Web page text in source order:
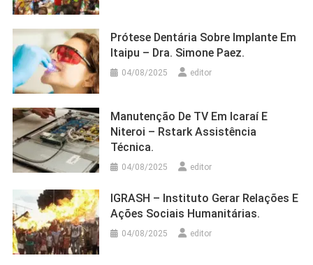
Prótese Dentária Sobre Implante Em
Itaipu – Dra. Simone Paez.
04/08/2025 editor
Manutenção De TV Em Icaraí E
Niteroi – Rstark Assistência
Técnica.
04/08/2025 editor
IGRASH – Instituto Gerar Relações E
Ações Sociais Humanitárias.
04/08/2025 editor